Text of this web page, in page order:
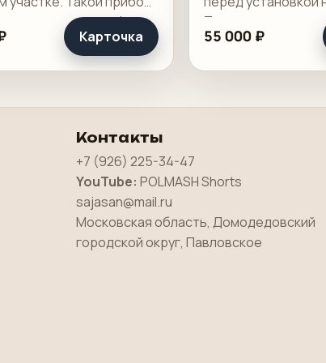
для красоты в шкафу, а
повторяемости
особенно на офсете и
Карточка
Такая операция
типографиях, где
готовится внутри
55 000 ₽
Контакты
+7 (926) 225-34-47
YouTube: POLMASH Shorts
sajasan@mail.ru
Московская область, Домодедовский
городской округ, Павловское